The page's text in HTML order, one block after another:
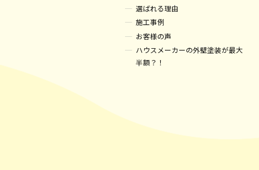
選ばれる理由
施工事例
お客様の声
ハウスメーカーの外壁塗装が最大
半額？！